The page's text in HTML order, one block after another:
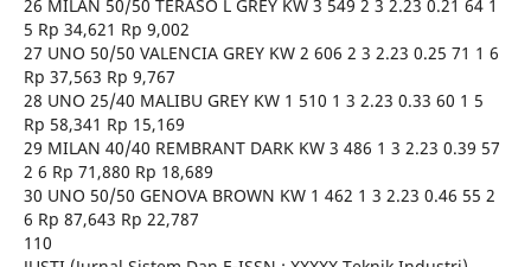
26 MILAN 50/50 TERASO L GREY KW 3 549 2 3 2.23 0.21 64 1
5 Rp 34,621 Rp 9,002
27 UNO 50/50 VALENCIA GREY KW 2 606 2 3 2.23 0.25 71 1 6
Rp 37,563 Rp 9,767
28 UNO 25/40 MALIBU GREY KW 1 510 1 3 2.23 0.33 60 1 5
Rp 58,341 Rp 15,169
29 MILAN 40/40 REMBRANT DARK KW 3 486 1 3 2.23 0.39 57
2 6 Rp 71,880 Rp 18,689
30 UNO 50/50 GENOVA BROWN KW 1 462 1 3 2.23 0.46 55 2
6 Rp 87,643 Rp 22,787
110